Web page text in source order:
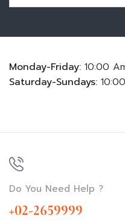
Monday-Friday: 10:00
Saturday-Sundays:
Do You Need Help ?
+02-2659999